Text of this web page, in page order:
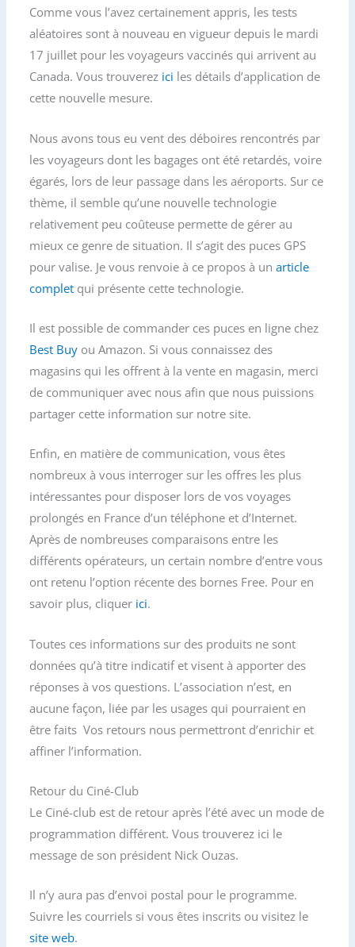
Comme vous l’avez certainement appris, les tests
aléatoires sont à nouveau en vigueur depuis le mardi
17 juillet pour les voyageurs vaccinés qui arrivent au
Canada. Vous trouverez ici les détails d’application de
cette nouvelle mesure.
Nous avons tous eu vent des déboires rencontrés par
les voyageurs dont les bagages ont été retardés, voire
égarés, lors de leur passage dans les aéroports. Sur ce
thème, il semble qu’une nouvelle technologie
relativement peu coûteuse permette de gérer au
mieux ce genre de situation. Il s’agit des puces GPS
pour valise. Je vous renvoie à ce propos à unarticle
complet qui présente cette technologie.
Il est possible de commander ces puces en ligne chez
Best Buy ou Amazon. Si vous connaissez des
magasins qui les offrent à la vente en magasin, merci
de communiquer avec nous afin que nous puissions
partager cette information sur notre site.
Enfin, en matière de communication, vous êtes
nombreux à vous interroger sur les offres les plus
intéressantes pour disposer lors de vos voyages
prolongés en France d’un téléphone et d’Internet.
Après de nombreuses comparaisons entre les
différents opérateurs, un certain nombre d’entre vous
ont retenu l’option récente des bornes Free. Pour en
savoir plus, cliquer ici.
Toutes ces informations sur des produits ne sont
données qu’à titre indicatif et visent à apporter des
réponses à vos questions. L’association n’est, en
aucune façon, liée par les usages qui pourraient en
être faits Vos retours nous permettront d’enrichir et
affiner l’information.
Retour du Ciné-Club
Le Ciné-club est de retour après l’été avec un mode de
programmation différent. Vous trouverez ici le
message de son président Nick Ouzas.
Il n’y aura pas d’envoi postal pour le programme.
Suivre les courriels si vous êtes inscrits ou visitez le
site web.